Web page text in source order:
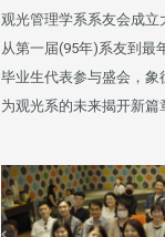
观光管理学系系友会成立
从第一届(95年)系友到最
毕业生代表参与盛会，象
为观光系的未来揭开新篇